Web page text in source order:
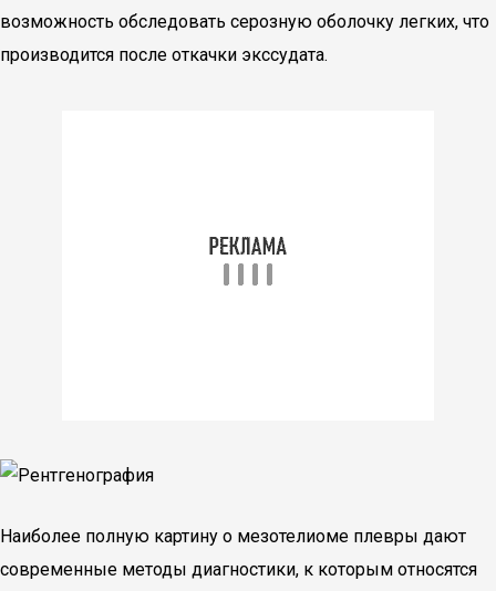
возможность обследовать серозную оболочку легких, что
производится после откачки экссудата.
Наиболее полную картину о мезотелиоме плевры дают
современные методы диагностики, к которым относятся